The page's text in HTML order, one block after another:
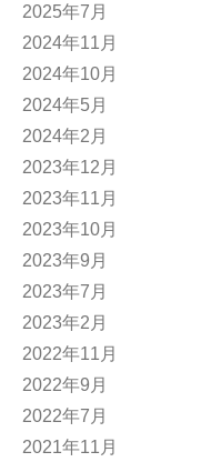
2025年7月
2024年11月
2024年10月
2024年5月
2024年2月
2023年12月
2023年11月
2023年10月
2023年9月
2023年7月
2023年2月
2022年11月
2022年9月
2022年7月
2021年11月